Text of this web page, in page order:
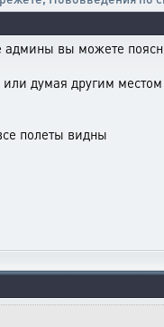
вы можете
думая другим
полеты видны